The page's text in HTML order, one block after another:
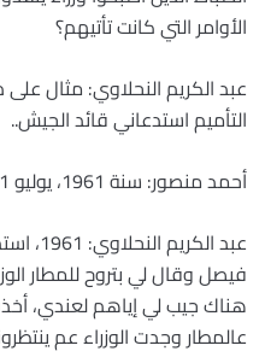
الأوامر التي كانت تأتيهم؟
عبد الكريم النحلاوي: مثال
التأميم استدعاني قائد الجيش..
أحمد منصور: سنة 1961، يوليو 1961.
عبد
فيصل وقال لي بتروح للمطار
هناك جيب لي إياهم لعندي،
عالمطار وجدت الوزراء عم